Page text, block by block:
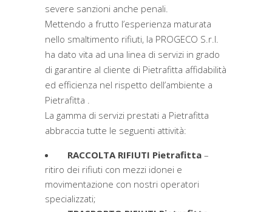
severe sanzioni anche penali.
Mettendo a frutto l’esperienza maturata
nello smaltimento rifiuti, la PROGECO S.r.l.
ha dato vita ad una linea di servizi in grado
di garantire al cliente di Pietrafitta affidabilità
ed efficienza nel rispetto dell’ambiente a
Pietrafitta .
La gamma di servizi prestati a Pietrafitta
abbraccia tutte le seguenti attività:
RACCOLTA RIFIUTI Pietrafitta –
ritiro dei rifiuti con mezzi idonei e
movimentazione con nostri operatori
specializzati;